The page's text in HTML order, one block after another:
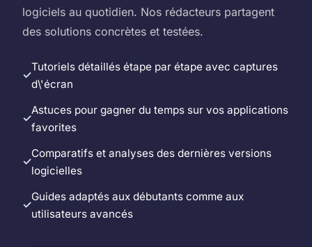
logiciels au quotidien. Nos rédacteurs partagent
des solutions concrètes et testées.
Tutoriels détaillés étape par étape avec captures
d\'écran
Astuces pour gagner du temps sur vos applications
favorites
Comparatifs et analyses des dernières versions
logicielles
Guides adaptés aux débutants comme aux
utilisateurs avancés